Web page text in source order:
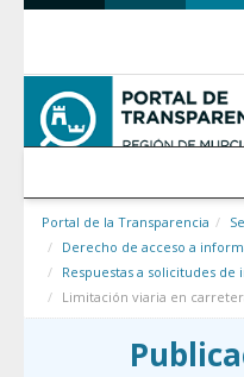
Saltar al contenido
Portal de la Transparencia
Derecho de acceso a
Respuestas a solicitudes
Limitación viaria en